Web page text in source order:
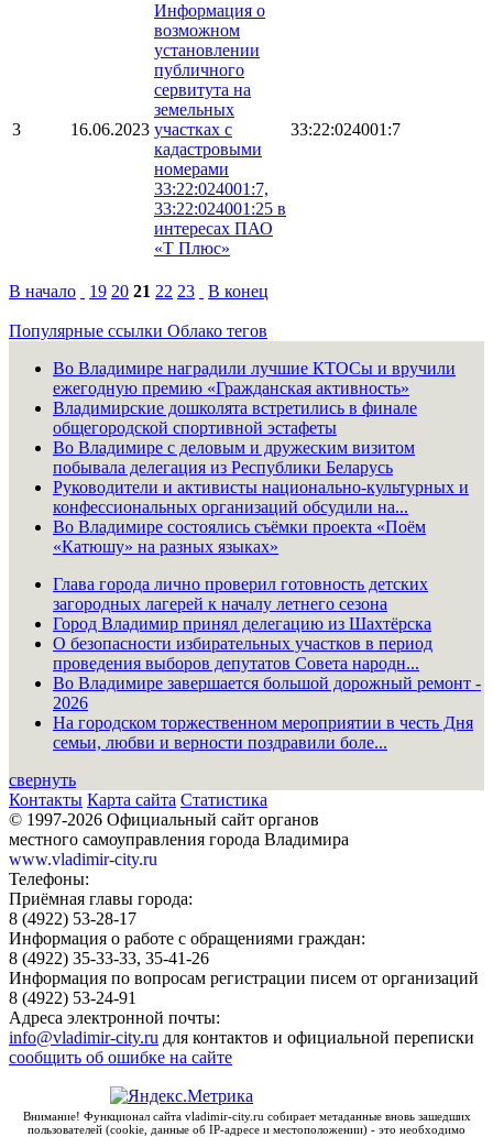
3 16.06.2023
Информация о
возможном
установлении
публичного
сервитута на
земельных
участках с
кадастровыми
номерами
33:22:024001:7,
33:22:024001:25 в
интересах ПАО
«Т Плюс»
33:22:024001:7
В начало 19 20 21 22 23 В конец
Популярные ссылки Облако тегов
Во Владимире наградили лучшие КТОСы и вручили
ежегодную премию «Гражданская активность»
Владимирские дошколята встретились в финале
общегородской спортивной эстафеты
Во Владимире с деловым и дружеским визитом
побывала делегация из Республики Беларусь
Руководители и активисты национально-культурных и
конфессиональных организаций обсудили на...
Во Владимире состоялись съёмки проекта «Поём
«Катюшу» на разных языках»
Глава города лично проверил готовность детских
загородных лагерей к началу летнего сезона
Город Владимир принял делегацию из Шахтёрска
О безопасности избирательных участков в период
проведения выборов депутатов Совета народн...
Во Владимире завершается большой дорожный ремонт -
2026
На городском торжественном мероприятии в честь Дня
семьи, любви и верности поздравили боле...
свернуть
Контакты Карта сайта Статистика
© 1997-2026 Официальный сайт органов
местного самоуправления города Владимира
www.vladimir-city.ru
Телефоны:
Приёмная главы города:
8 (4922) 53-28-17
Информация о работе с обращениями граждан:
8 (4922) 35-33-33, 35-41-26
Информация по вопросам регистрации писем от организаций
8 (4922) 53-24-91
Адреса электронной почты:
info@vladimir-city.ru для контактов и официальной переписки
сообщить об ошибке на сайте
Внимание! Функционал сайта vladimir-city.ru собирает метаданные вновь зашедших
пользователей (cookie, данные об IP-адресе и местоположении) - это необходимо